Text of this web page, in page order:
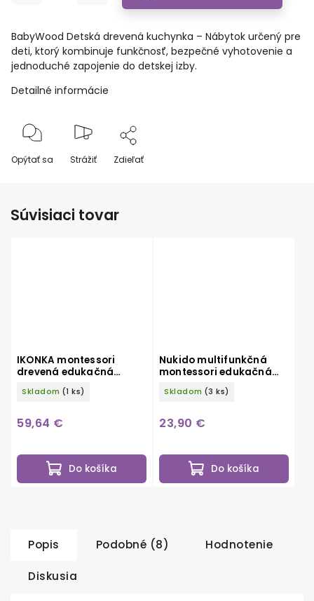
BabyWood Detská drevená kuchynka – Nábytok určený pre
deti, ktorý kombinuje funkčnosť, bezpečné vyhotovenie a
jednoduché zapojenie do detskej izby.
Detailné informácie
Opýtať sa Strážiť Zdieľať
Súvisiaci tovar
IKONKA montessori
drevená edukačná
tabuľa obojstranná
natural
Skladom (1 ks)
59,64 €
Do košíka
Nukido multifunkčná
montessori edukačná
Skladom (3 ks)
23,90 €
Do košíka
Popis Podobné (8) Hodnotenie
Diskusia